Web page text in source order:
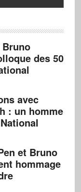
des 50
avec
: un homme
et Bruno
hommage